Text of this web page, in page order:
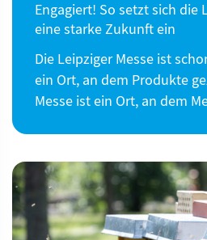
Engagiert! So setzt sich die
eine starke Zukunft ein
Die Leipziger Messe ist
ein Ort, an dem Produkte
Messe ist ein Ort, an dem